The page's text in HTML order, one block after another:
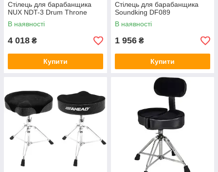
Стілець для барабанщика
NUX NDT-3 Drum Throne
В наявності
4 018 ₴
Купити
Стілець для барабанщика
Soundking DF089
В наявності
1 956 ₴
Купити